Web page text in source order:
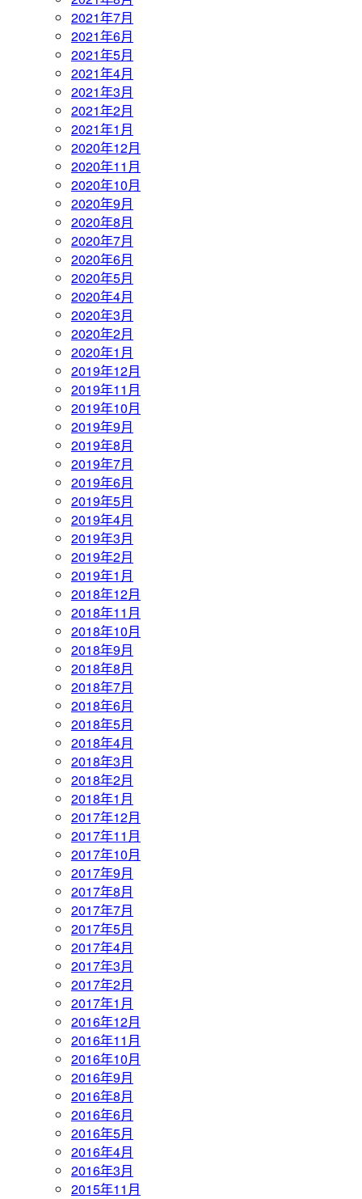
2021年7月
2021年6月
2021年5月
2021年4月
2021年3月
2021年2月
2021年1月
2020年12月
2020年11月
2020年10月
2020年9月
2020年8月
2020年7月
2020年6月
2020年5月
2020年4月
2020年3月
2020年2月
2020年1月
2019年12月
2019年11月
2019年10月
2019年9月
2019年8月
2019年7月
2019年6月
2019年5月
2019年4月
2019年3月
2019年2月
2019年1月
2018年12月
2018年11月
2018年10月
2018年9月
2018年8月
2018年7月
2018年6月
2018年5月
2018年4月
2018年3月
2018年2月
2018年1月
2017年12月
2017年11月
2017年10月
2017年9月
2017年8月
2017年7月
2017年5月
2017年4月
2017年3月
2017年2月
2017年1月
2016年12月
2016年11月
2016年10月
2016年9月
2016年8月
2016年6月
2016年5月
2016年4月
2016年3月
2015年11月